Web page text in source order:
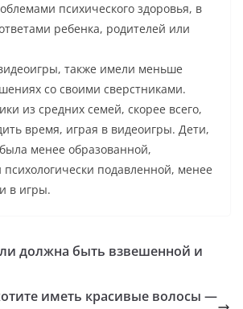
психического здоровья, в
ребенка, родителей или
также имели меньше
со своими сверстниками.
из средних семей, скорее всего,
время, играя в видеоигры. Дети,
менее образованной,
подавленной, менее
в игры.
должна быть взвешенной и
иметь красивые волосы —